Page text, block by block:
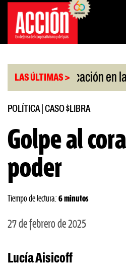
Saltar
contenido
LAS ÚLTIMAS >
| Bonificación en la
POLÍTICA| CASO $LIBRA
Golpe al
poder
Tiempo de lectura: 6 minutos
27 de febrero de 2025
Lucía Aisicoff